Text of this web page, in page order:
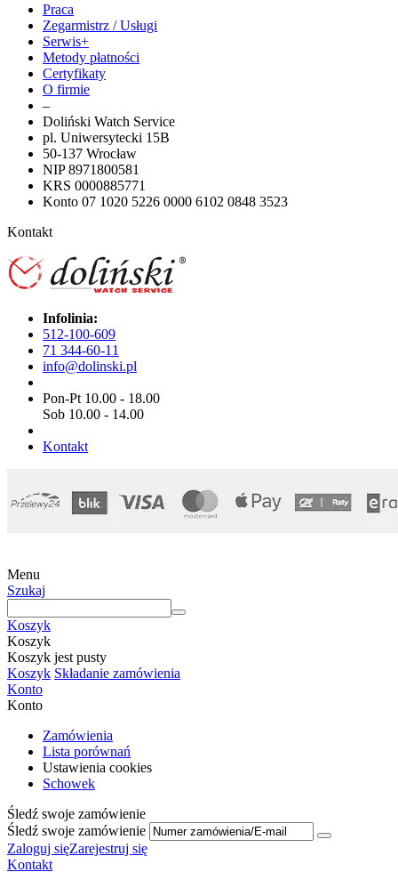
Praca
Zegarmistrz / Usługi
Serwis+
Metody płatności
Certyfikaty
O firmie
–
Doliński Watch Service
pl. Uniwersytecki 15B
50-137 Wrocław
NIP 8971800581
KRS 0000885771
Konto 07 1020 5226 0000 6102 0848 3523
Kontakt
Infolinia:
512-100-609
71 344-60-11
info@dolinski.pl
Pon-Pt 10.00 - 18.00
Sob 10.00 - 14.00
Kontakt
Menu
Szukaj
Koszyk
Koszyk
Koszyk jest pusty
Koszyk Składanie zamówienia
Konto
Konto
Zamówienia
Lista porównań
Ustawienia cookies
Schowek
Śledź swoje zamówienie
Śledź swoje zamówienie
Zaloguj sięZarejestruj się
Kontakt